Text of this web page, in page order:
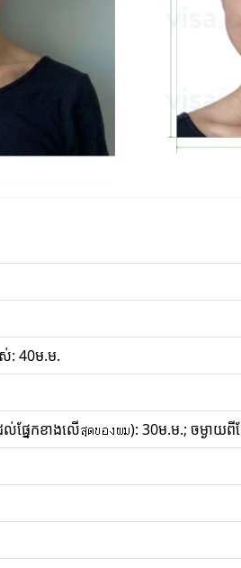
: 40ម.ម.
នែកខាងលើสุดของผม): 30ម.ម.; ចម្ងាយពី